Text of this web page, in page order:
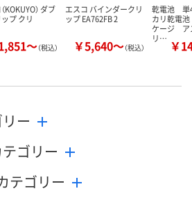
KOKUYO） ダブ
プ クリ
～（税込）
エスコ バインダークリ
ップ EA762FB 2
￥5,640～（税込）
乾電池
カリ乾電
ケージ ア
リ… ￥
ー
ゴリー
テゴリー